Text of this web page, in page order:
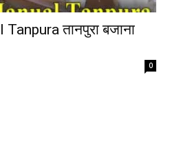
तानपुरा बजाना
0